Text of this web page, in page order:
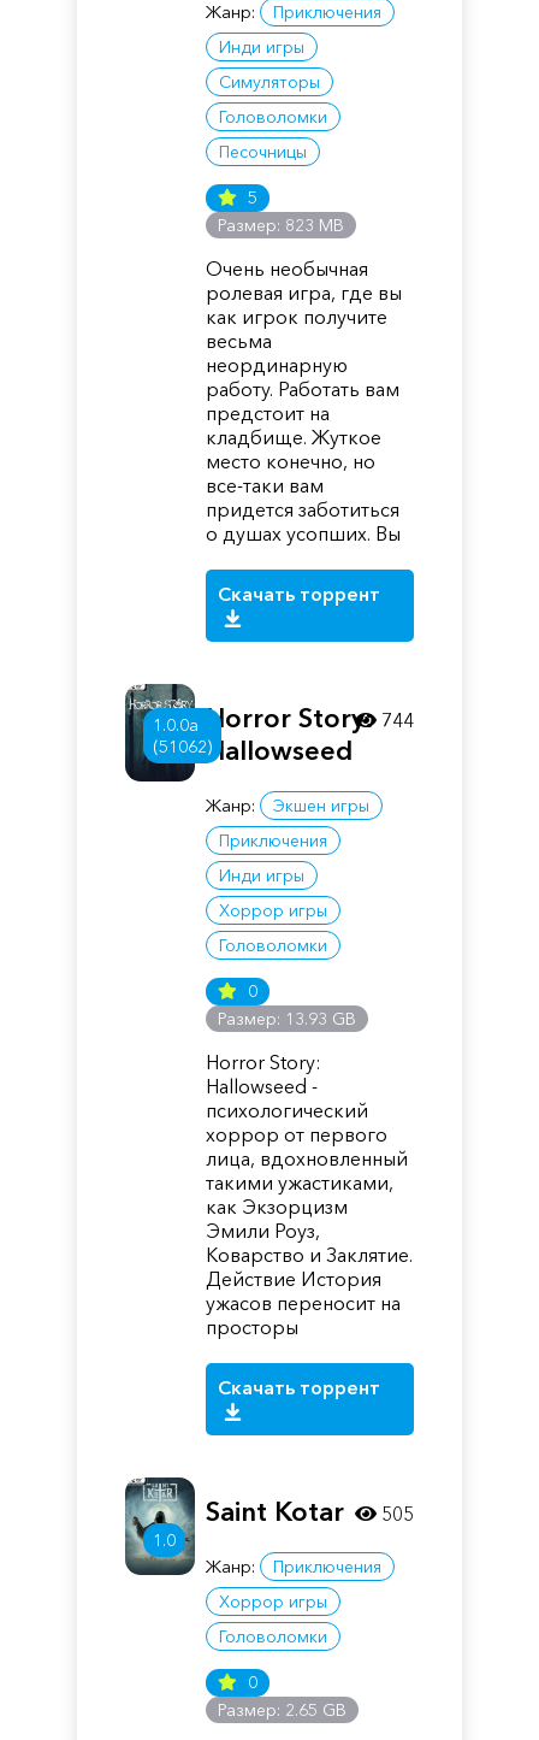
Жанр:
Приключения
Инди игры
Симуляторы
Головоломки
Песочницы
5
Размер: 823 MB
Очень необычная
ролевая игра, где вы
как игрок получите
весьма
неординарную
работу. Работать вам
предстоит на
кладбище. Жуткое
место конечно, но
все-таки вам
придется заботиться
о душах усопших. Вы
Скачать торрент
1.0.0a
(51062)
Horror Story:
Hallowseed
Жанр:
Экшен игры
Приключения
Инди игры
Хоррор игры
Головоломки
0
Размер: 13.93 GB
Horror Story:
Hallowseed -
психологический
хоррор от первого
лица, вдохновленный
такими ужастиками,
как Экзорцизм
Эмили Роуз,
Коварство и Заклятие.
Действие История
ужасов переносит на
просторы
Скачать торрент
744
1.0
Saint Kotar
Жанр:
Приключения
Хоррор игры
Головоломки
0
Размер: 2.65 GB
505